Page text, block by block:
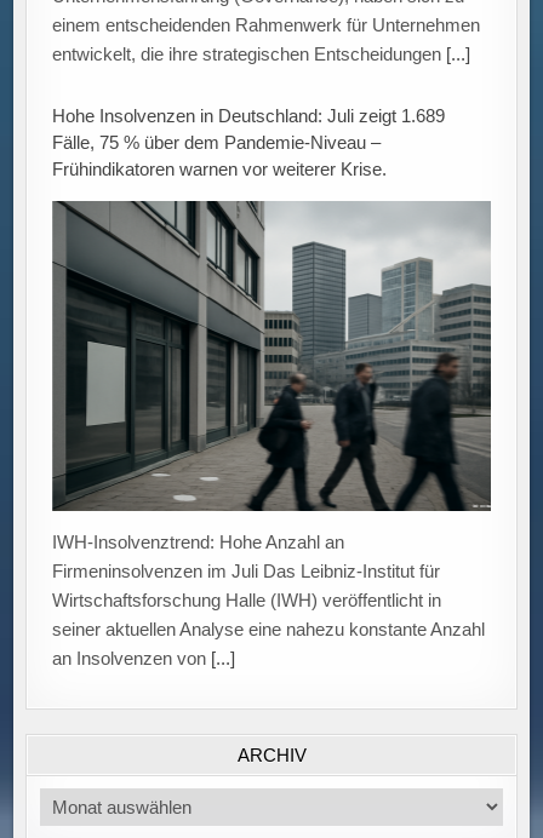
IWH-Insolvenztrend: Hohe Anzahl an
Wirtschaftsforschung Halle (IWH) veröffentlicht in
seiner aktuellen Analyse eine nahezu konstante Anzahl
an Insolvenzen von[...]
ARCHIV
Archiv